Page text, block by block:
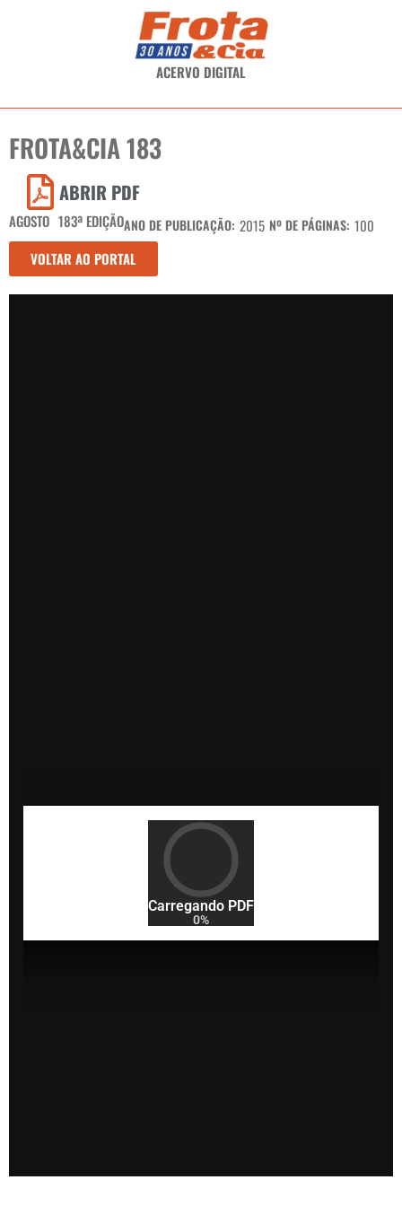
ACERVO DIGITAL
FROTA&CIA 183
ABRIR PDF
AGOSTO 183ª EDIÇÃOANO DE PUBLICAÇÃO: 2015 Nº DE PÁGINAS: 100
VOLTAR AO PORTAL
Carregando PDF
0%